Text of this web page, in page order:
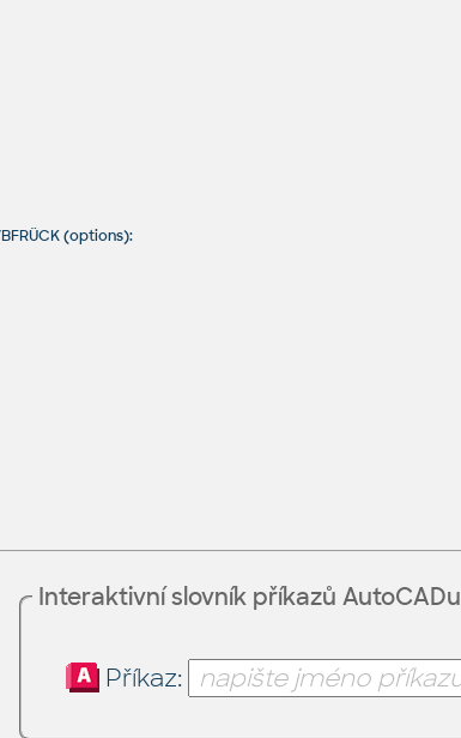
(options):
Interaktivní slovník příkazů AutoCADu
Příkaz: